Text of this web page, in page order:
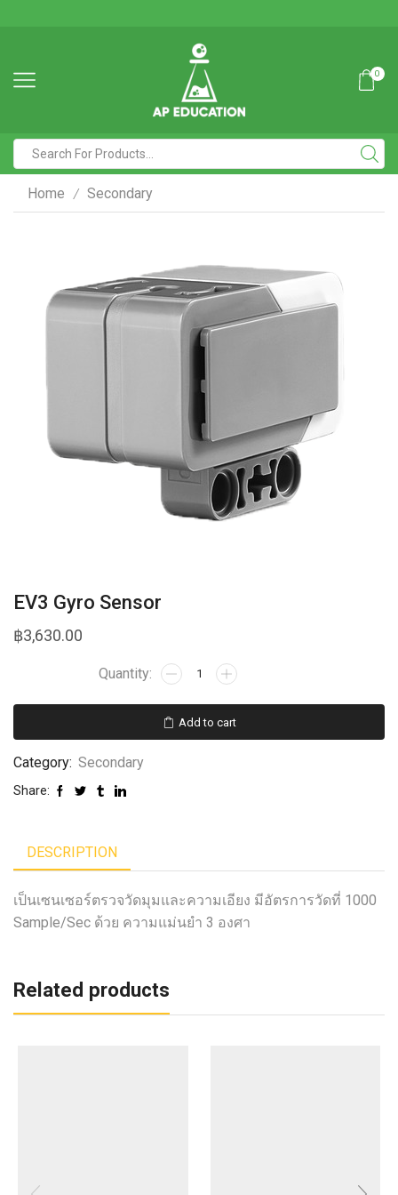
0
Home / Secondary
EV3 Gyro Sensor
฿3,630.00
Add to cart
Category: Secondary
Share:
DESCRIPTION
เป็นเซนเซอร์ตรวจวัดมุมและความเอียง มีอัตรการวัดที่ 1000
Sample/Sec ด้วย ความแม่นยำ 3 องศา
Related products